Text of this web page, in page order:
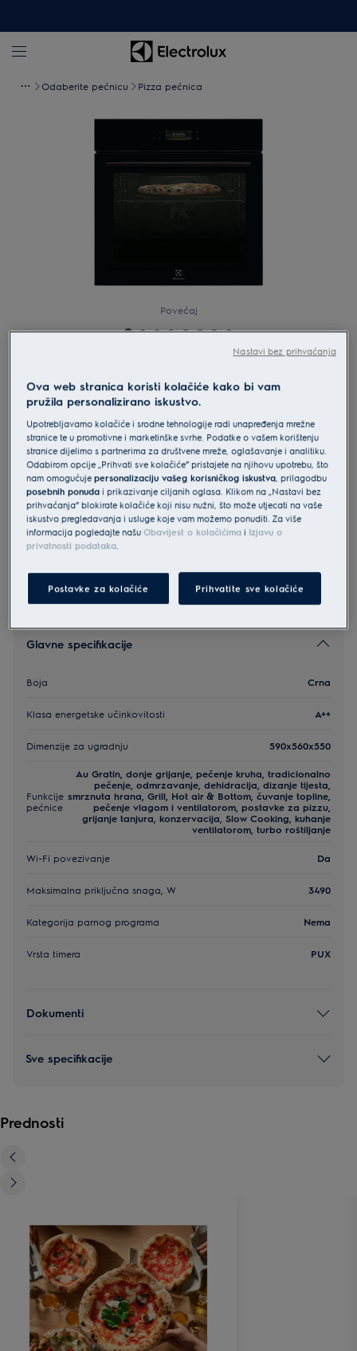
Odaberite pećnicu Pizza pećnica
Povećaj
Electrolux 700 MealAssist with
PizzaExpert ugradbena pećnica
4.9 (579)
Informacijski list proizvoda
Sigurnosne upute i sigurnosna upozorenja prema EU
regulativi 2023/988 navedeni su u poglavljima 1 i 2
korisničkog priručnika. Za sigurno korištenje proizvoda
pročitajte cijeli korisnički priručnik.
Glavne specifikacije
Boja Crna
Klasa energetske učinkovitosti A++
Dimenzije za ugradnju 590x560x550
Funkcije
pećnice
Au Gratin, donje grijanje, pečenje kruha, tradicionalno
pečenje, odmrzavanje, dehidracija, dizanje tijesta,
smrznuta hrana, Grill, Hot air & Bottom, čuvanje topline,
pečenje vlagom i ventilatorom, postavke za pizzu,
grijanje tanjura, konzervacija, Slow Cooking, kuhanje
ventilatorom, turbo roštiljanje
Wi-Fi povezivanje Da
Maksimalna priključna snaga, W 3490
Kategorija parnog programa Nema
Vrsta timera PUX
Dokumenti
Sve specifikacije
Prednosti
Ova web stranica koristi kolačiće kako bi vam
pružila personalizirano iskustvo.
Upotrebljavamo kolačiće i srodne tehnologije radi unapređenja mrežne
stranice te u promotivne i marketinške svrhe. Podatke o vašem korištenju
stranice dijelimo s partnerima za društvene mreže, oglašavanje i analitiku.
Odabirom opcije „Prihvati sve kolačiće” pristajete na njihovu upotrebu, što
nam omogućujepersonalizaciju vašeg korisničkog iskustva, prilagodbu
posebnih ponuda i prikazivanje ciljanih oglasa. Klikom na „Nastavi bez
prihvaćanja” blokirate kolačiće koji nisu nužni, što može utjecati na vaše
iskustvo pregledavanja i usluge koje vam možemo ponuditi. Za više
informacija pogledajte našuObavijest o kolačićima i Izjavu o
privatnosti podataka.
Postavke za kolačiće Prihvatite sve kolačiće
Nastavi bez prihvaćanja